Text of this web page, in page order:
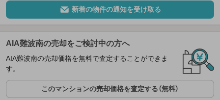
新着の物件の通知を受け取る
AIA難波南の売却をご検討中の方へ
AIA難波南の売却価格を無料で査定することができま
す。
このマンションの売却価格を査定する（無料）